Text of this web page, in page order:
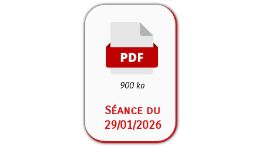
900 ko
Séance du
29/01/2026